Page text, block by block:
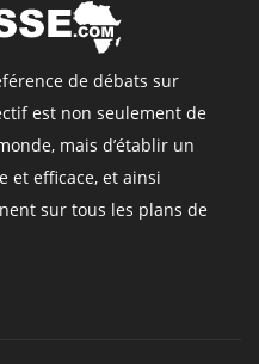
de débats sur
est non seulement de
mais d’établir un
et efficace, et ainsi
sur tous les plans de